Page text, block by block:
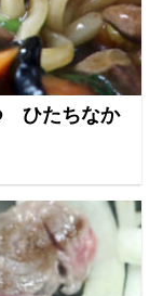
ひたちなか